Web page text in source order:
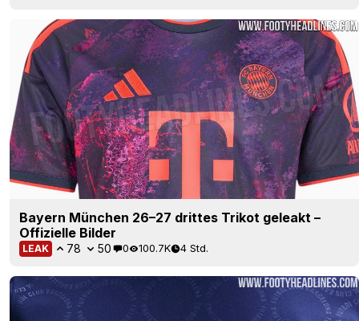
Bayern München 26–27 drittes Trikot geleakt –
Offizielle Bilder
LEAK 78 50 0 100.7K 4 Std.